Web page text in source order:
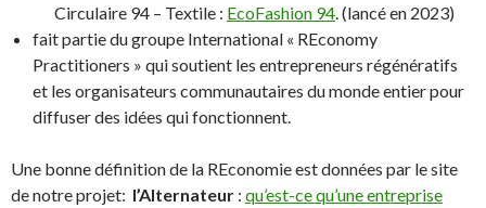
Circulaire 94 – Textile : EcoFashion 94 . (lancé en 2023)
fait partie du groupe International « REconomy
Practitioners » qui soutient les entrepreneurs régénératifs
et les organisateurs communautaires du monde entier pour
diffuser des idées qui fonctionnent.
Une bonne définition de la REconomie est données par le site
de notre projet: l’Alternateur : qu’est-ce qu’une entreprise